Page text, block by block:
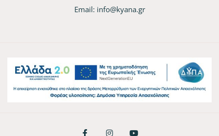
Email: info@kyana.gr